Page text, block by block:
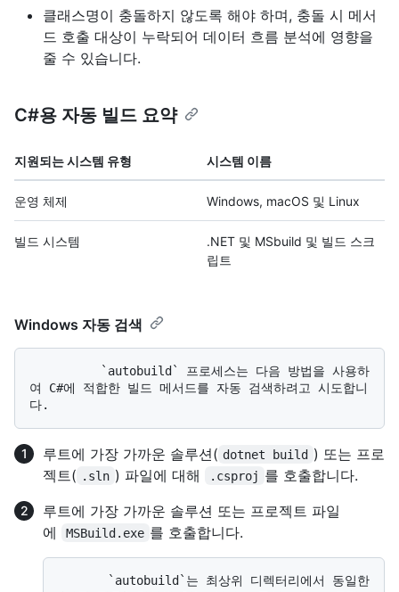
클래스명이 충돌하지 않도록 해야 하며, 충돌 시 메서
드 호출 대상이 누락되어 데이터 흐름 분석에 영향을
줄 수 있습니다.
C#용 자동 빌드 요약
지원되는 시스템 유형 시스템 이름
운영 체제 Windows, macOS 및 Linux
빌드 시스템
.NET 및 MSbuild 및 빌드 스크
립트
Windows 자동 검색
여 C#에 적합한 빌드 메서드를 자동 검색하려고 시도합니
루트에 가장 가까운 솔루션( dotnet build ) 또는 프로
젝트( .sln ) 파일에 대해 .csproj 를 호출합니다.
루트에 가장 가까운 솔루션 또는 프로젝트 파일
에
MSBuild.exe 를 호출합니다.